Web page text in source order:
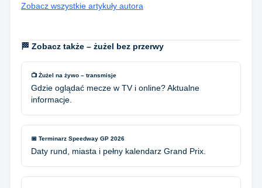
Zobacz wszystkie artykuły autora
🏁 Zobacz także – żużel bez przerwy
📺 Żużel na żywo – transmisje
Gdzie oglądać mecze w TV i online? Aktualne
informacje.
📅 Terminarz Speedway GP 2026
Daty rund, miasta i pełny kalendarz Grand Prix.